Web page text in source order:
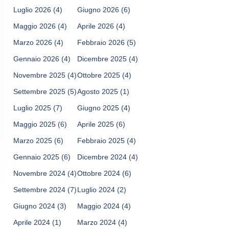
Luglio 2026 (4) Giugno 2026 (6)
Maggio 2026 (4) Aprile 2026 (4)
Marzo 2026 (4) Febbraio 2026 (5)
Gennaio 2026 (4) Dicembre 2025 (4)
Novembre 2025 (4)Ottobre 2025 (4)
Settembre 2025 (5)Agosto 2025 (1)
Luglio 2025 (7) Giugno 2025 (4)
Maggio 2025 (6) Aprile 2025 (6)
Marzo 2025 (6) Febbraio 2025 (4)
Gennaio 2025 (6) Dicembre 2024 (4)
Novembre 2024 (4)Ottobre 2024 (6)
Settembre 2024 (7)Luglio 2024 (2)
Giugno 2024 (3) Maggio 2024 (4)
Aprile 2024 (1) Marzo 2024 (4)